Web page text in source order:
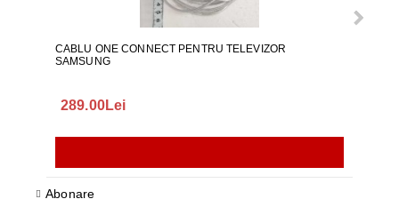
CABLU ONE CONNECT PENTRU TELEVIZOR
SAMSUNG
289.00Lei
Abonare